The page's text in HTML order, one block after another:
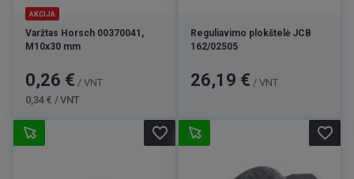
AKCIJA
Varžtas Horsch 00370041,
M10x30 mm
Kaina
0,26 € / VNT
0,34 € / VNT
Reguliavimo plokštelė JCB
162/02505
Kaina
26,19 € / VNT
favorite_border favorite_border